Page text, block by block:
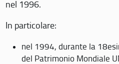
nel 1996.
In particolare:
nel 1994, durante la
del Patrimonio Mondiale